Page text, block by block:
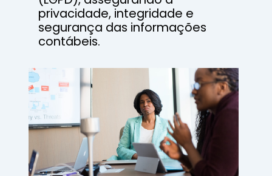
privacidade, integridade e
segurança das informações
contábeis.